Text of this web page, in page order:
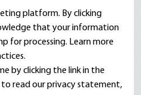
platform. By clicking
that your information
for processing. Learn more
by clicking the link in the
to read ourprivacy statement,